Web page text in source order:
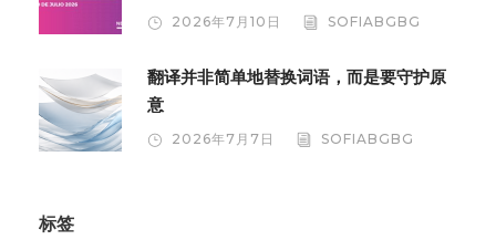
2026年7月10日 SOFIABGBG
翻译并非简单地替换词语，而是要守护原
意
2026年7月7日 SOFIABGBG
标签